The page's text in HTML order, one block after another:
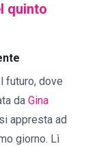
quinto
futuro, dove
da Gina
appresta ad
giorno. Lì